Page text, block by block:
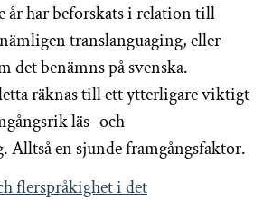
år har beforskats i relation till
translanguaging, eller
det benämns på svenska.
räknas till ett ytterligare viktigt
läs- och
en sjunde framgångsfaktor.
flerspråkighet i det